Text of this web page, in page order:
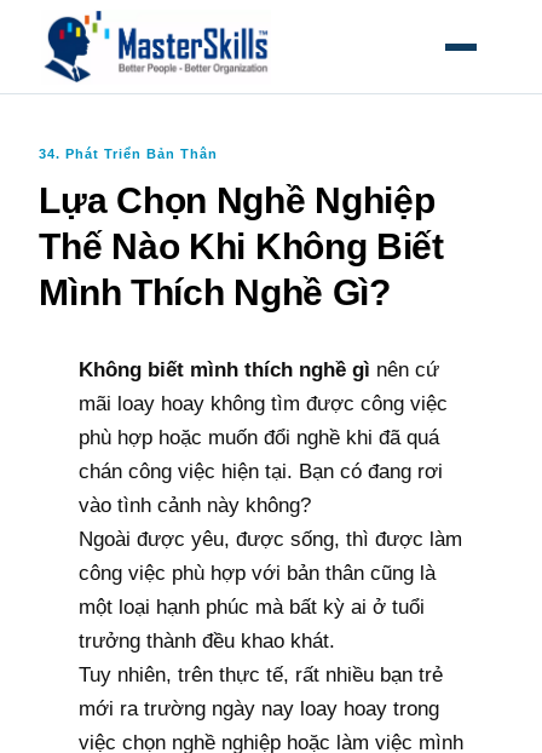
MỞ MENU
34. Phát Triển Bản Thân
Lựa Chọn Nghề Nghiệp
Thế Nào Khi Không Biết
Mình Thích Nghề Gì?
Không biết mình thích nghề gì nên cứ
mãi loay hoay không tìm được công việc
phù hợp hoặc muốn đổi nghề khi đã quá
chán công việc hiện tại. Bạn có đang rơi
vào tình cảnh này không?
Ngoài được yêu, được sống, thì được làm
công việc phù hợp với bản thân cũng là
một loại hạnh phúc mà bất kỳ ai ở tuổi
trưởng thành đều khao khát.
Tuy nhiên, trên thực tế, rất nhiều bạn trẻ
mới ra trường ngày nay loay hoay trong
việc chọn nghề nghiệp hoặc làm việc mình